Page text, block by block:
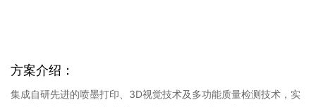
方案介绍：
集成自研先进的喷墨打印、3D视觉技术及多功能质量检测技术，实